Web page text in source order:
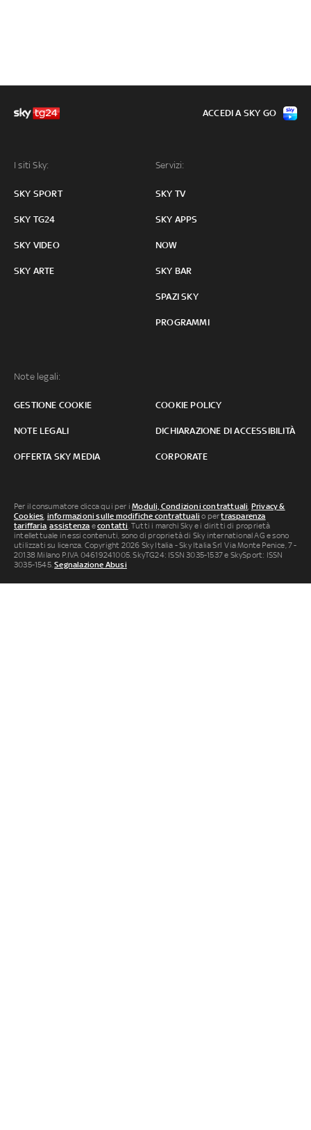
I siti Sky:
SKY SPORT
SKY TG24
SKY VIDEO
SKY ARTE
Servizi:
SKY TV
SKY APPS
NOW
SKY BAR
SPAZI SKY
PROGRAMMI
Note legali:
GESTIONE COOKIE COOKIE POLICY
NOTE LEGALI DICHIARAZIONE DI ACCESSIBILITÀ
OFFERTA SKY MEDIA CORPORATE
ACCEDI A SKY GO
Per il consumatore clicca qui per iModuli, Condizioni contrattuali, Privacy &
Cookies, informazioni sulle modifiche contrattuali o pertrasparenza
tariffaria,assistenza econtatti. Tutti i marchi Sky e i diritti di proprietà
intellettuale in essi contenuti, sono di proprietà di Sky international AG e sono
utilizzati su licenza. Copyright 2026 Sky Italia - Sky Italia Srl Via Monte Penice, 7 -
20138 Milano P.IVA 04619241005. SkyTG24: ISSN 3035-1537 e SkySport: ISSN
3035-1545.Segnalazione Abusi